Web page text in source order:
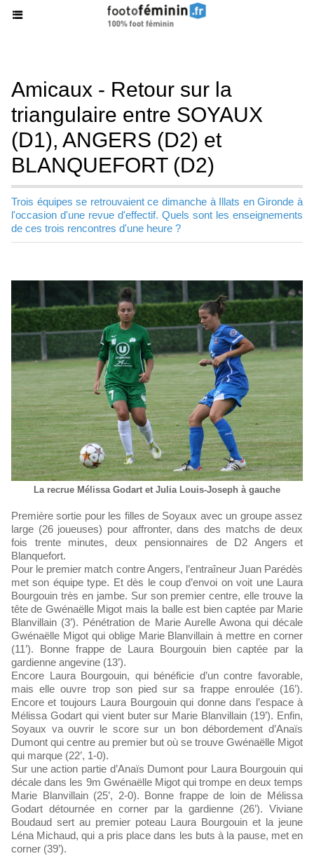
Amicaux - Retour sur la
triangulaire entre SOYAUX
(D1), ANGERS (D2) et
BLANQUEFORT (D2)
Trois équipes se retrouvaient ce dimanche à Illats en Gironde à
l'occasion d'une revue d'effectif. Quels sont les enseignements
de ces trois rencontres d'une heure ?
La recrue Mélissa Godart et Julia Louis-Joseph à gauche
Première sortie pour les filles de Soyaux avec un groupe assez
large (26 joueuses) pour affronter, dans des matchs de deux
fois trente minutes, deux pensionnaires de D2 Angers et
Blanquefort.
Pour le premier match contre Angers, l’entraîneur Juan Parédès
met son équipe type. Et dès le coup d’envoi on voit une Laura
Bourgouin très en jambe. Sur son premier centre, elle trouve la
tête de Gwénaëlle Migot mais la balle est bien captée par Marie
Blanvillain (3’). Pénétration de Marie Aurelle Awona qui décale
Gwénaëlle Migot qui oblige Marie Blanvillain à mettre en corner
(11’). Bonne frappe de Laura Bourgouin bien captée par la
gardienne angevine (13’).
Encore Laura Bourgouin, qui bénéficie d’un contre favorable,
mais elle ouvre trop son pied sur sa frappe enroulée (16’).
Encore et toujours Laura Bourgouin qui donne dans l’espace à
Mélissa Godart qui vient buter sur Marie Blanvillain (19’). Enfin,
Soyaux va ouvrir le score sur un bon débordement d’Anaïs
Dumont qui centre au premier but où se trouve Gwénaëlle Migot
qui marque (22’, 1-0).
Sur une action partie d’Anaïs Dumont pour Laura Bourgouin qui
décale dans les 9m Gwénaëlle Migot qui trompe en deux temps
Marie Blanvillain (25’, 2-0). Bonne frappe de loin de Mélissa
Godart détournée en corner par la gardienne (26’). Viviane
Boudaud sert au premier poteau Laura Bourgouin et la jeune
Léna Michaud, qui a pris place dans les buts à la pause, met en
corner (39’).